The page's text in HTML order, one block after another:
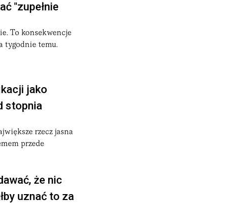
"zupełnie
To konsekwencje
tygodnie temu.
jako
stopnia
rzecz jasna
przede
że nic
uznać to za